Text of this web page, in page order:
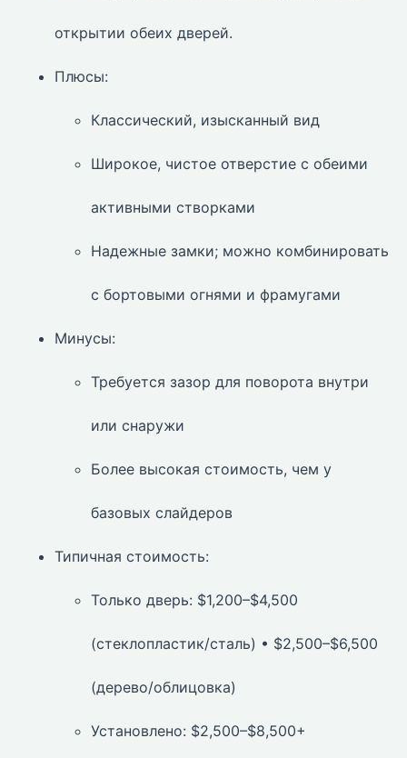
открытии обеих дверей.
Плюсы:
Классический, изысканный вид
Широкое, чистое отверстие с обеими
активными створками
Надежные замки; можно комбинировать
с бортовыми огнями и фрамугами
Минусы:
Требуется зазор для поворота внутри
или снаружи
Более высокая стоимость, чем у
базовых слайдеров
Типичная стоимость:
Только дверь: $1,200–$4,500
(стеклопластик/сталь) • $2,500–$6,500
(дерево/облицовка)
Установлено: $2,500–$8,500+